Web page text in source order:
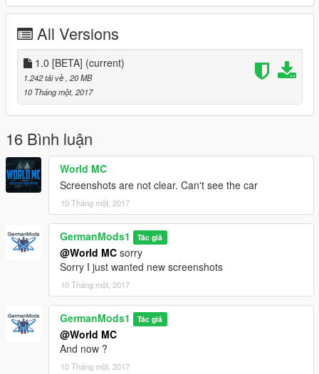
Better driver position
Better Collisions
Better Lights
Add License Plate
Overall Fixing
German Police lightbar by DyVerze
Kelle by Herman the German(@Topmods)
All Versions
1.0 [BETA] (current)
1.242 tải về , 20 MB
10 Tháng một, 2017
16 Bình luận
World MC
Screenshots are not clear. Can't see the car
10 Tháng một, 2017
GermanMods1 Tác giả
@World MC sorry
Sorry I just wanted new screenshots
10 Tháng một, 2017
GermanMods1 Tác giả
@World MC
And now ?
10 Tháng một, 2017